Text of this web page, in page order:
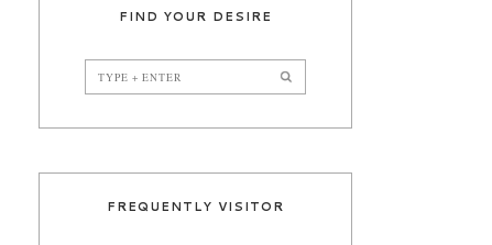
FIND YOUR DESIRE
FREQUENTLY VISITOR